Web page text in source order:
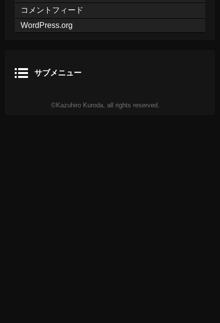
コメントフィード
WordPress.org
サブメニュー
©Kazuhiro Kuroda, all rights reserved.